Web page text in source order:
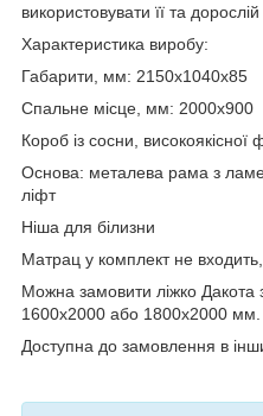
використовувати її та
Характеристика виробу:
Габарити, мм: 2150х1040х85
Спальне місце, мм: 2000х900
Короб із сосни, високоякісної
Основа: металева рама з
ліфт
Ніша для білизни
Матрац у комплект не
Можна замовити ліжко Дакота
1600х2000 або 1800х2000 мм.
Доступна до замовлення в